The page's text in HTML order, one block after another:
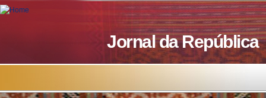
Skip to main content
Jornal da República